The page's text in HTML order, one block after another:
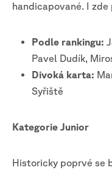
handicapované. I
Podle rankingu:
Pavel Dudík,
Divoká karta:
Syřiště
Kategorie Junior
Historicky poprvé se